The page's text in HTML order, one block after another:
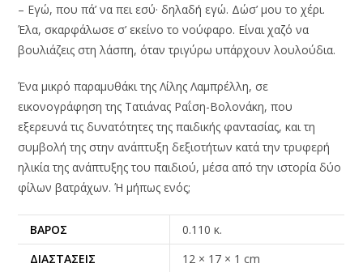
– Εγώ, που πά’ να πει εσύ· δηλαδή εγώ. Δώσ’ μου το χέρι.
Έλα, σκαρφάλωσε σ’ εκείνο το νούφαρο. Είναι χαζό να
βουλιάζεις στη λάσπη, όταν τριγύρω υπάρχουν λουλούδια.
Ένα μικρό παραμυθάκι της Λίλης Λαμπρέλλη, σε
εικονογράφηση της Τατιάνας Ραΐση-Βολονάκη, που
εξερευνά τις δυνατότητες της παιδικής φαντασίας, και τη
συμβολή της στην ανάπτυξη δεξιοτήτων κατά την τρυφερή
ηλικία της ανάπτυξης του παιδιού, μέσα από την ιστορία δύο
φίλων βατράχων. Ή μήπως ενός;
ΒΆΡΟΣ
0.110 κ.
ΔΙΑΣΤΆΣΕΙΣ
12 × 17 × 1 cm